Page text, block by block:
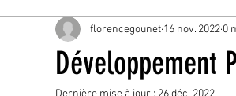
Développement
florencegounet 16 nov. 2022 0